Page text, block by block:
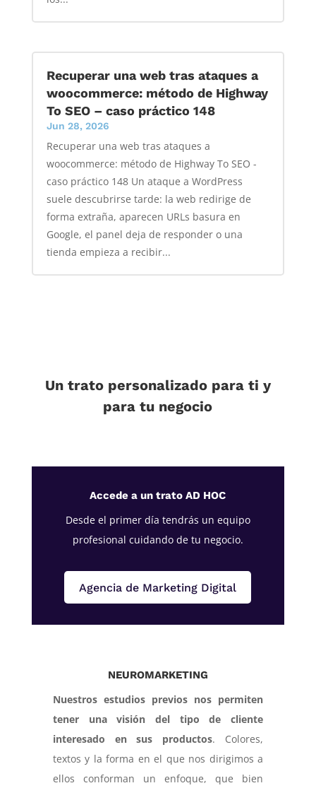
Recuperar una web tras ataques a
woocommerce: método de Highway
To SEO – caso práctico 148
Jun 28, 2026
Recuperar una web tras ataques a
woocommerce: método de Highway To SEO -
caso práctico 148 Un ataque a WordPress
suele descubrirse tarde: la web redirige de
forma extraña, aparecen URLs basura en
Google, el panel deja de responder o una
tienda empieza a recibir...
Un trato personalizado para ti y
para tu negocio
Accede a un trato AD HOC
Desde el primer día tendrás un equipo
profesional cuidando de tu negocio.
Agencia de Marketing Digital
NEUROMARKETING
Nuestros estudios previos nos permiten
tener una visión del tipo de cliente
interesado en sus productos. Colores,
textos y la forma en el que nos dirigimos a
ellos conforman un enfoque, que bien